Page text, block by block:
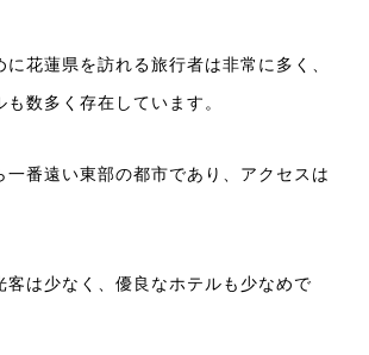
に花蓮県を訪れる旅行者は非常に多く、
数多く存在しています。
一番遠い東部の都市であり、アクセスは
客は少なく、優良なホテルも少なめで